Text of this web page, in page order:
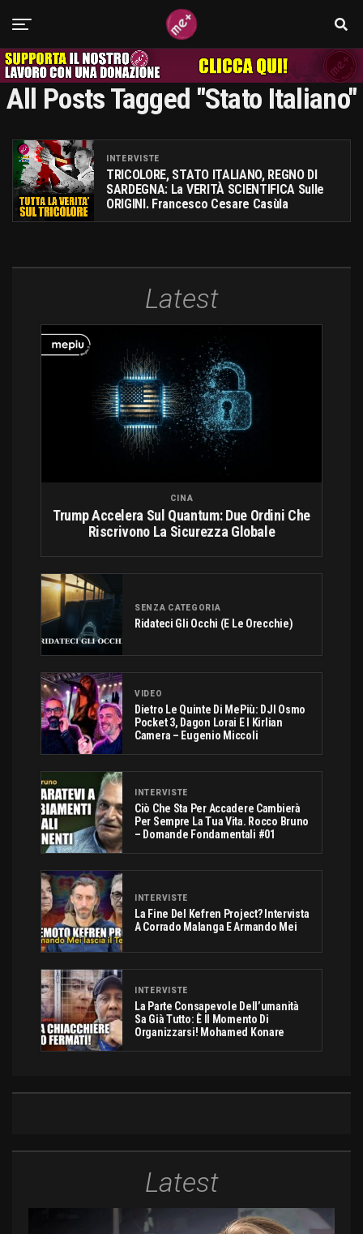
All Posts Tagged "stato Italiano"
INTERVISTE
TRICOLORE, STATO ITALIANO, REGNO DI
SARDEGNA: La VERITÀ SCIENTIFICA Sulle
ORIGINI. Francesco Cesare Casùla
Latest
CINA
Trump Accelera Sul Quantum: Due Ordini Che
Riscrivono La Sicurezza Globale
SENZA CATEGORIA
Ridateci Gli Occhi (e Le Orecchie)
VIDEO
Dietro Le Quinte Di MePiù: DJI Osmo
Pocket 3, Dagon Lorai E I Kirlian
Camera – Eugenio Miccoli
INTERVISTE
Ciò Che Sta Per Accadere Cambierà
Per Sempre La Tua Vita. Rocco Bruno
– Domande Fondamentali #01
INTERVISTE
La Fine Del Kefren Project? Intervista
A Corrado Malanga E Armando Mei
INTERVISTE
La Parte Consapevole Dell’umanità
Sa Già Tutto: È Il Momento Di
Organizzarsi! Mohamed Konare
Latest